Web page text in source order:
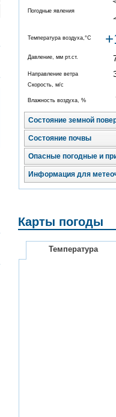
Погодные явления
Температура воздуха,°C
Давление, мм рт.ст.
Направление ветра
Скорость, м/с
Влажность воздуха, %
Состояние земной
Состояние почвы
Опасные погодные и
Информация для
Карты погоды
Температура